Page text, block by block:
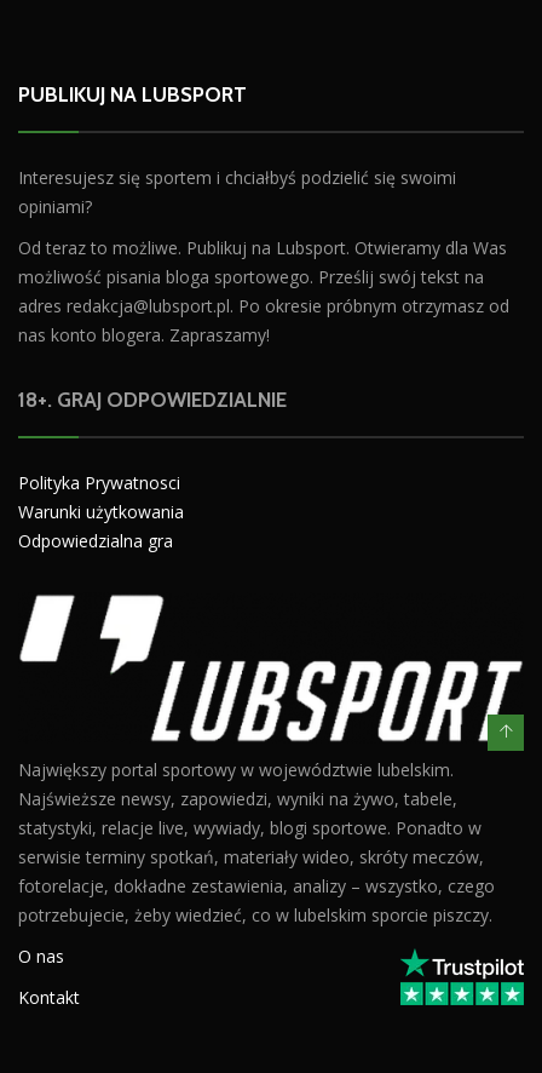
PUBLIKUJ NA LUBSPORT
Interesujesz się sportem i chciałbyś podzielić się swoimi
opiniami?
Od teraz to możliwe. Publikuj na Lubsport. Otwieramy dla Was
możliwość pisania bloga sportowego. Prześlij swój tekst na
adres redakcja@lubsport.pl. Po okresie próbnym otrzymasz od
nas konto blogera. Zapraszamy!
18+. GRAJ ODPOWIEDZIALNIE
Polityka Prywatnosci
Warunki użytkowania
Odpowiedzialna gra
Największy portal sportowy w województwie lubelskim.
Najświeższe newsy, zapowiedzi, wyniki na żywo, tabele,
statystyki, relacje live, wywiady, blogi sportowe. Ponadto w
serwisie terminy spotkań, materiały wideo, skróty meczów,
fotorelacje, dokładne zestawienia, analizy – wszystko, czego
potrzebujecie, żeby wiedzieć, co w lubelskim sporcie piszczy.
O nas
Kontakt